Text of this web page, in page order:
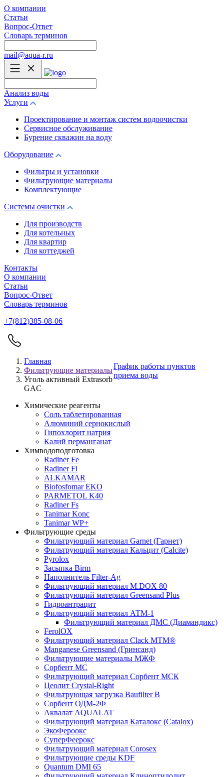
О компании
Статьи
Вопрос-Ответ
Словарь терминов
mail@aqua-r.ru
Анализ воды
Услуги
Проектирование и монтаж систем водоочистки
Сервисное обслуживание
Бурение скважин на воду
Оборудование
Фильтры и установки
Фильтрующие материалы
Комплектующие
Системы очистки
Для производств
Для котельных
Для квартир
Для коттеджей
Контакты
О компании
Статьи
Вопрос-Ответ
Словарь терминов
+7(812)385-08-06
Главная
Фильтрующие материалы
Уголь активный Extrasorb
GAС
График работы пунктов
приема воды
Химические реагенты
Соль таблетированная
Алюминий сернокислый
Гипохлорит натрия
Калий перманганат
Химводоподготовка
Radiner Fe
Radiner Fi
ALKAMAR
Biofosfomar EKO
PARMETOL K40
Radiner Fs
Tanimar Konc
Tanimar WP+
Фильтрующие среды
Фильтрующий материал Garnet (Гарнет)
Фильтрующий материал Кальцит (Calcite)
Pyrolox
Засыпка Birm
Наполнитель Filter-Ag
Фильтрующий материал M.DOX 80
Фильтрующий материал Greensand Plus
Гидроантрацит
Фильтрующий материал АТМ-1
Фильтрующий материал ДМС (Диамандикс)
FerolOX
Фильтрующий материал Clack MTM®
Manganese Greensand (Гринсанд)
Фильтрующие материалы МЖФ
Сорбент МС
Фильтрующий материал Сорбент МСК
Цеолит Crystal-Right
Фильтрующая загрузка Baufilter B
Сорбент ОДМ-2Ф
Аквалат AQUALAT
Фильтрующий материал Каталокс (Catalox)
ЭкоФероокс
СуперФеерокс
Фильтрующий материал Corosex
Фильтрующие среды KDF
Quantum DMI 65